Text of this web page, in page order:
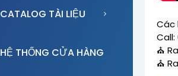
CATALOG TÀI LIỆU
HỆ THỐNG CỬA HÀNG
Các
Call:
⛪
⛪